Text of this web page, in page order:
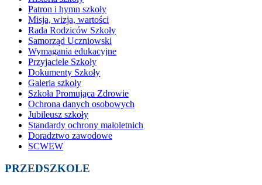
Patron i hymn szkoły
Misja, wizja, wartości
Rada Rodziców Szkoły
Samorząd Uczniowski
Wymagania edukacyjne
Przyjaciele Szkoły
Dokumenty Szkoły
Galeria szkoły
Szkoła Promująca Zdrowie
Ochrona danych osobowych
Jubileusz szkoły
Standardy ochrony małoletnich
Doradztwo zawodowe
SCWEW
PRZEDSZKOLE